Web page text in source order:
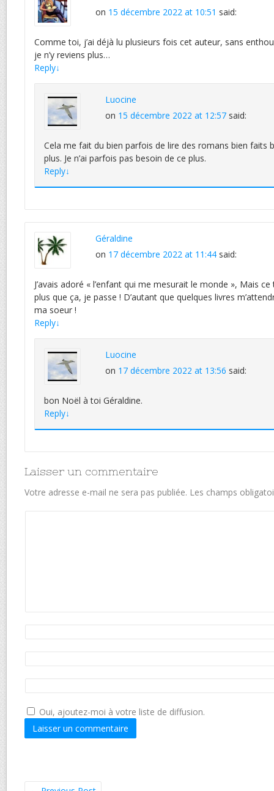
on 15 décembre 2022 at 10:51 said:
Comme toi, j’ai déjà lu plusieurs fois cet auteur, sans
je n’y reviens plus…
Reply↓
Luocine
on 15 décembre 2022 at 12:57 said:
Cela me fait du bien parfois de lire des romans bien faits
plus. Je n’ai parfois pas besoin de ce plus.
Reply↓
Géraldine
on 17 décembre 2022 at 11:44 said:
J’avais adoré « l’enfant qui me mesurait le monde », Mais
plus que ça, je passe ! D’autant que quelques livres
ma soeur !
Reply↓
Luocine
on 17 décembre 2022 at 13:56 said:
bon Noël à toi Géraldine.
Reply↓
Laisser un commentaire
Votre adresse e-mail ne sera pas publiée. Les champs
Oui, ajoutez-moi à votre liste de diffusion.